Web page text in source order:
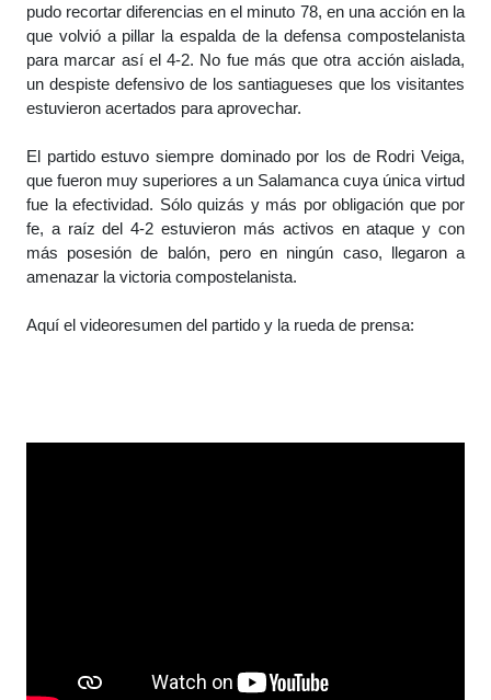
pudo recortar diferencias en el minuto 78, en una acción en la
que volvió a pillar la espalda de la defensa compostelanista
para marcar así el 4-2. No fue más que otra acción aislada,
un despiste defensivo de los santiagueses que los visitantes
estuvieron acertados para aprovechar.
El partido estuvo siempre dominado por los de Rodri Veiga,
que fueron muy superiores a un Salamanca cuya única virtud
fue la efectividad. Sólo quizás y más por obligación que por
fe, a raíz del 4-2 estuvieron más activos en ataque y con
más posesión de balón, pero en ningún caso, llegaron a
amenazar la victoria compostelanista.
Aquí el videoresumen del partido y la rueda de prensa: